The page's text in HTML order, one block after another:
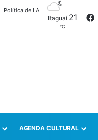
Política de I.A
Itaguaí 21
℃
AGENDA CULTURAL